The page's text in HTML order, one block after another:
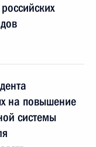
на повышение
системы